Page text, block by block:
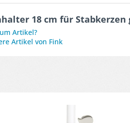
18 cm für
Artikel?
Artikel von Fink